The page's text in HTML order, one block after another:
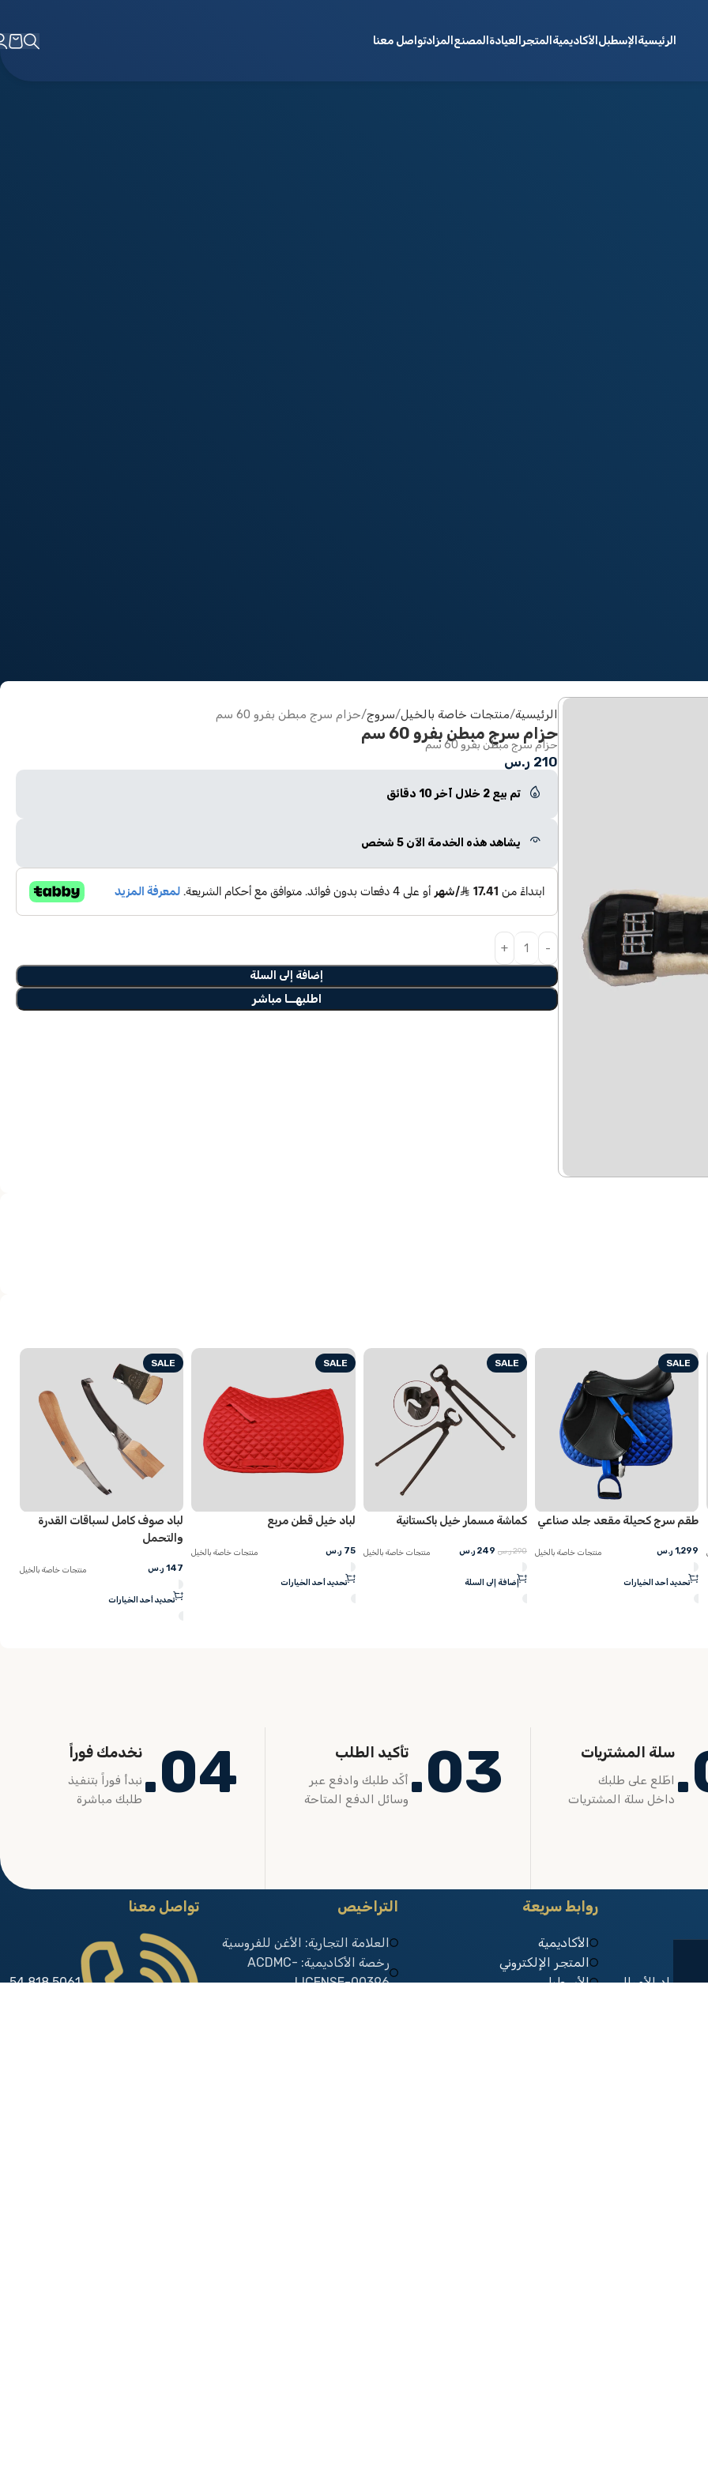
الرئيسية الإسطبل الأكاديمية المتجر العيادة المصنع المزادتواصل معنا
الرئيسية منتجات خاصة بالخيل سروج حزام سرج مبطن بفرو 60 سم
حزام سرج مبطن بفرو 60 سم
حزام سرج مبطن بفرو 60 سم
210 ر.س
تم بيع 2 خلال آخر 10 دقائق
يشاهد هذه الخدمة الآن 5 شخص
إضافة إلى السلة
اطلبهــا مباشر
SALE
كماشة مسمار خيل باكستانية
منتجات خاصة بالخيل 290ر.س
إضافة إلى السلة
SALE
لباد خيل قطن مربع
منتجات خاصة بالخيل 75 ر.س
تحديد أحد الخيارات
SALE
لباد صوف كامل لسباقات القدرة
منتجات خاصة بالخيل
SALE
لجام سباق ZILCO الأصلي
سلة المشتريات
اطّلع على طلبك
داخل سلة المشتريات
03. تأكيد الطلب
أكّد طلبك وادفع عبر
وسائل الدفع المتاحة
04. نخدمك فوراً
نبدأ فوراً بتنفيذ
طلبك مباشرة
الأموال
روابط سريعة
الأكاديمية
المتجر الإلكتروني
الأسطبل
التراخيص
العلامة التجارية: الأغن للفروسية
رخصة الأكاديمية: ACDMC-
LICENSE-00396
تواصل معنا
5061 818 54